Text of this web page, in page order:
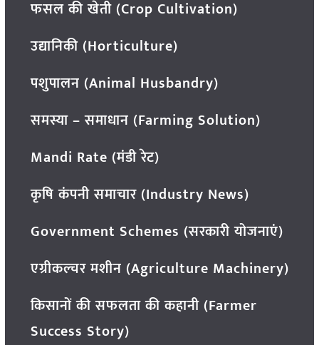
फसल की खेती (Crop Cultivation)
उद्यानिकी (Horticulture)
पशुपालन (Animal Husbandry)
समस्या – समाधान (Farming Solution)
Mandi Rate (मंडी रेट)
कृषि कंपनी समाचार (Industry News)
Government Schemes (सरकारी योजनाएं)
एग्रीकल्चर मशीन (Agriculture Machinery)
किसानों की सफलता की कहानी (Farmer
Success Story)